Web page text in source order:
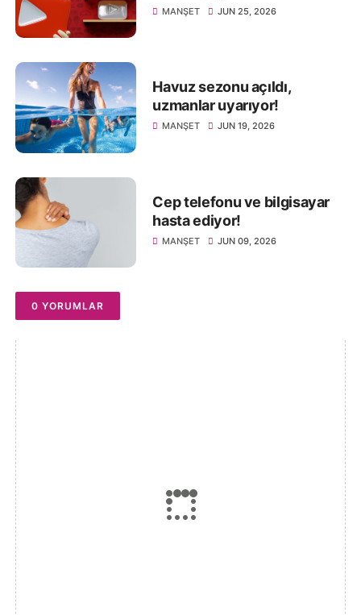
MANŞET JUN 25, 2026
Havuz sezonu açıldı,
uzmanlar uyarıyor!
MANŞET JUN 19, 2026
Cep telefonu ve bilgisayar
hasta ediyor!
MANŞET JUN 09, 2026
0 YORUMLAR